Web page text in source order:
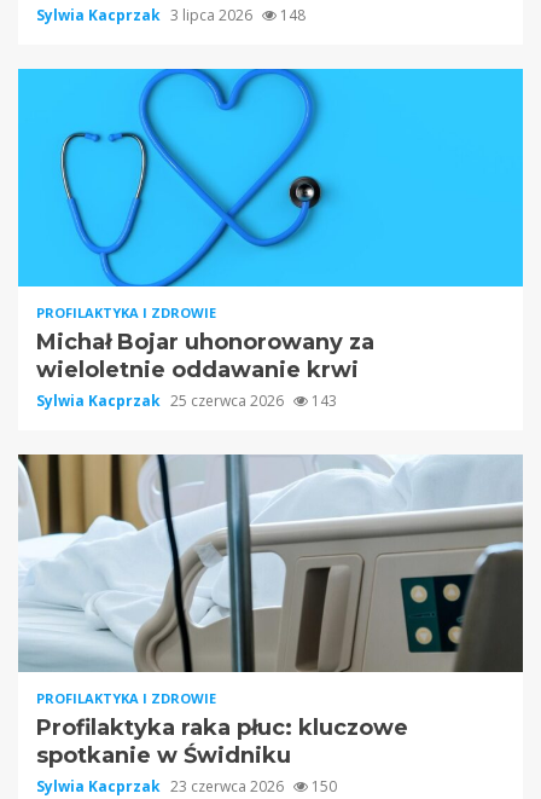
Sylwia Kacprzak 3 lipca 2026 148
PROFILAKTYKA I ZDROWIE
Michał Bojar uhonorowany za
wieloletnie oddawanie krwi
Sylwia Kacprzak 25 czerwca 2026 143
PROFILAKTYKA I ZDROWIE
Profilaktyka raka płuc: kluczowe
spotkanie w Świdniku
Sylwia Kacprzak 23 czerwca 2026 150